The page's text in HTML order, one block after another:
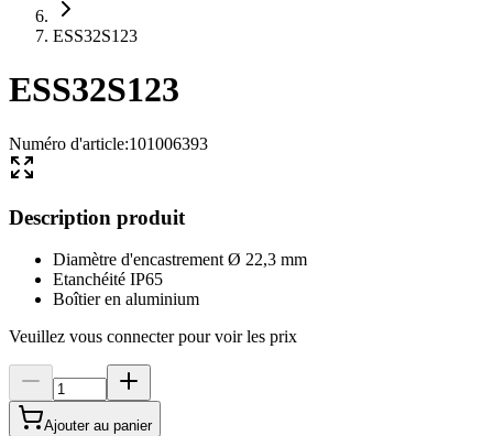
ESS32S123
ESS32S123
Numéro d'article:101006393
Description produit
Diamètre d'encastrement Ø 22,3 mm
Etanchéité IP65
Boîtier en aluminium
Veuillez vous connecter pour voir les prix
Ajouter au panier